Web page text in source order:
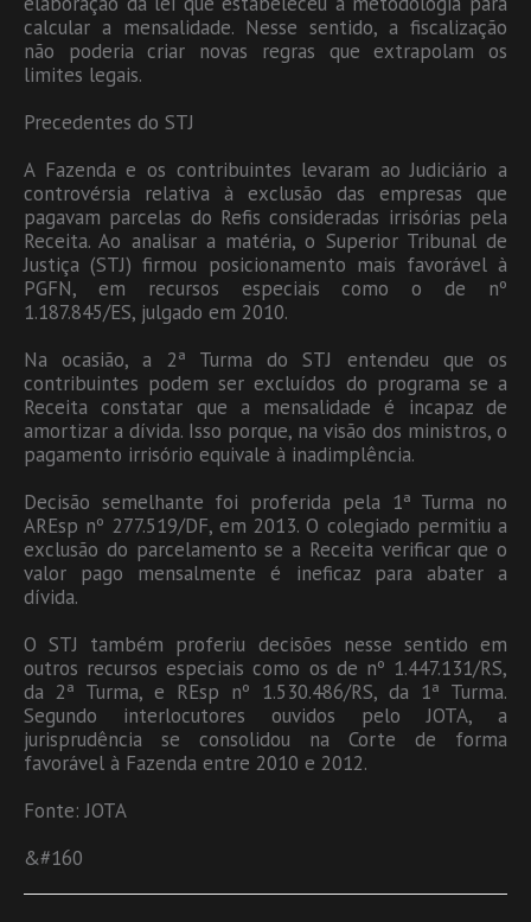
calcular a mensalidade. Nesse sentido, a fiscalização
não poderia criar novas regras que extrapolam os
limites legais.
Precedentes do STJ
A Fazenda e os contribuintes levaram ao Judiciário a
controvérsia relativa à exclusão das empresas que
pagavam parcelas do Refis consideradas irrisórias pela
Receita. Ao analisar a matéria, o Superior Tribunal de
Justiça (STJ) firmou posicionamento mais favorável à
PGFN, em recursos especiais como o de nº
1.187.845/ES, julgado em 2010.
Na ocasião, a 2ª Turma do STJ entendeu que os
contribuintes podem ser excluídos do programa se a
Receita constatar que a mensalidade é incapaz de
amortizar a dívida. Isso porque, na visão dos ministros, o
pagamento irrisório equivale à inadimplência.
Decisão semelhante foi proferida pela 1ª Turma no
AREsp nº 277.519/DF, em 2013. O colegiado permitiu a
exclusão do parcelamento se a Receita verificar que o
valor pago mensalmente é ineficaz para abater a
dívida.
O STJ também proferiu decisões nesse sentido em
outros recursos especiais como os de nº 1.447.131/RS,
da 2ª Turma, e REsp nº 1.530.486/RS, da 1ª Turma.
Segundo interlocutores ouvidos pelo JOTA, a
jurisprudência se consolidou na Corte de forma
favorável à Fazenda entre 2010 e 2012.
Fonte: JOTA
&#160